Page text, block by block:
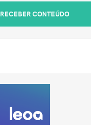
RECEBER CONTEÚDO